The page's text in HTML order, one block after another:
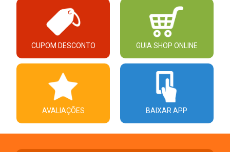
CUPOM DESCONTO GUIA SHOP ONLINE
AVALIAÇÕES BAIXAR APP